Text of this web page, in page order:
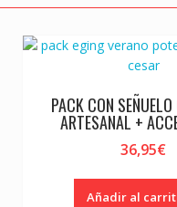
PACK CON
ARTESANAL +
36,95€
Añadir al